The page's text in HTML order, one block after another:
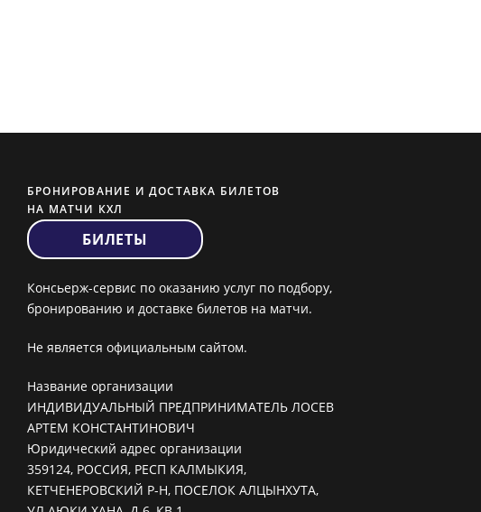
БРОНИРОВАНИЕ И ДОСТАВКА БИЛЕТОВ
НА МАТЧИ КХЛ
БИЛЕТЫ
Консьерж-сервис по оказанию услуг по подбору,
бронированию и доставке билетов на матчи.
Не является официальным сайтом.
Название организации
ИНДИВИДУАЛЬНЫЙ ПРЕДПРИНИМАТЕЛЬ ЛОСЕВ
АРТЕМ КОНСТАНТИНОВИЧ
Юридический адрес организации
359124, РОССИЯ, РЕСП КАЛМЫКИЯ,
КЕТЧЕНЕРОВСКИЙ Р-Н, ПОСЕЛОК АЛЦЫНХУТА,